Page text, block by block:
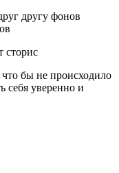
другу фонов
сторис
бы не происходило
себя уверенно и